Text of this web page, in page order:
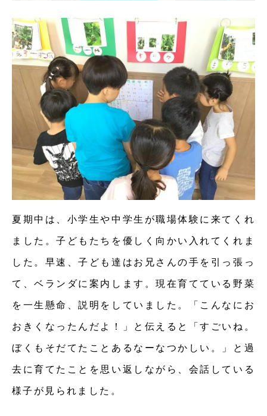
夏期中は、小学生や中学生が職場体験に来てくれ
ました。子どもたちを優しく向かい入れてくれま
した。早速、子ども達はお兄さんの手を引っ張っ
て、ベランダに案内します。現在育てている野菜
を一生懸命、説明をしていました。「こんなにお
おきくなったんだよ！」と伝えると「すごいね。
ぼくもそだてたことあるなーなつかしい。」と過
去に育てたことを思い返しながら、会話している
様子が見られました。